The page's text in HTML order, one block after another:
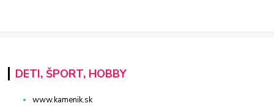
DETI, ŠPORT, HOBBY
www.kamenik.sk